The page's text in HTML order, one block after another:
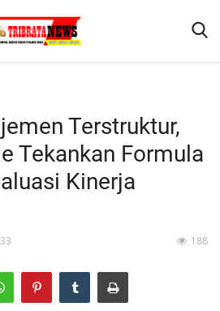
Terstruktur,
Tekankan Formula
Kinerja
188